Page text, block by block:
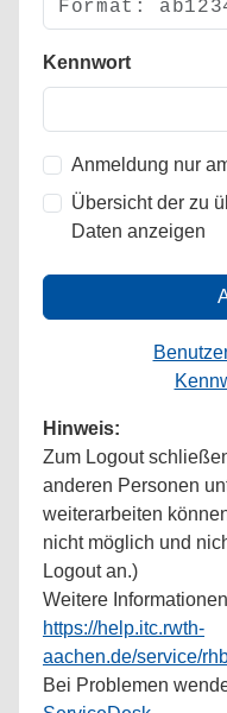
Kennwort
Anmeldung nur
Übersicht der zu
Daten anzeigen
Hinweis:
Zum Logout
anderen Personen
weiterarbeiten
nicht möglich und
Logout an.)
Weitere
https://help.itc.rwth-
aachen.de/service/
Bei Problemen